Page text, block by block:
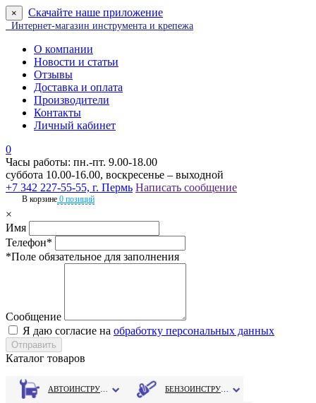
× Скачайте наше приложение
Интернет-магазин инструмента и крепежа
О компании
Новости и статьи
Отзывы
Доставка и оплата
Производители
Контакты
Личный кабинет
0
Часы работы: пн.-пт. 9.00-18.00
суббота 10.00-16.00, воскресенье – выходной
+7 342 227-55-55, г. Пермь Написать сообщение
В корзине 0 позиций
×
Имя
Телефон*
*Поле обязательное для заполнения
Сообщение
Я даю согласие на обработку персональных данных
Каталог товаров